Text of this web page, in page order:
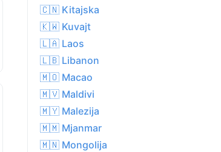
🇨🇳 Kitajska
🇰🇼 Kuvajt
🇱🇦 Laos
🇱🇧 Libanon
🇲🇴 Macao
🇲🇻 Maldivi
🇲🇾 Malezija
🇲🇲 Mjanmar
🇲🇳 Mongolija